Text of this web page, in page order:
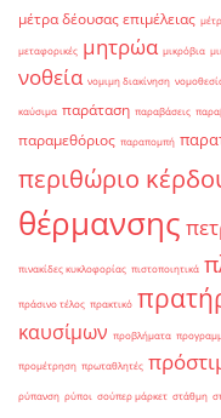
μέτρα δέουσας επιμέλειας
μεταφορικές μητρώα μικρόβια
νοθεία νομιμη διακίνηση
καύσιμα παράταση παραβάσεις
παραμεθόριος παραπομπή
περιθώριο
θέρμανσης
πινακίδες κυκλοφορίας πιστοποιητικά
πράσινο τέλος πρακτικό
καυσίμων προβλήματα
προμέτρηση πρωταθλητές
ρύπανση ρύποι σούπερ μάρκετ στάθμη